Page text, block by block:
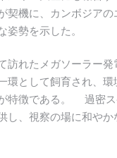
契機に、カンボジア
姿勢を示した。
訪れたメガソーラー発
環として飼育され、
特徴である。 過密ス
し、視察の場に和や